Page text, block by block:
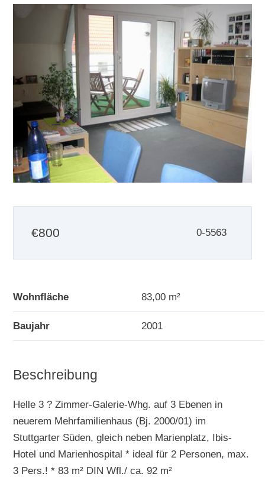
€800 0-5563
Wohnfläche 83,00 m²
Baujahr 2001
Beschreibung
Helle 3 ? Zimmer-Galerie-Whg. auf 3 Ebenen in
neuerem Mehrfamilienhaus (Bj. 2000/01) im
Stuttgarter Süden, gleich neben Marienplatz, Ibis-
Hotel und Marienhospital * ideal für 2 Personen, max.
3 Pers.! * 83 m² DIN Wfl./ ca. 92 m²